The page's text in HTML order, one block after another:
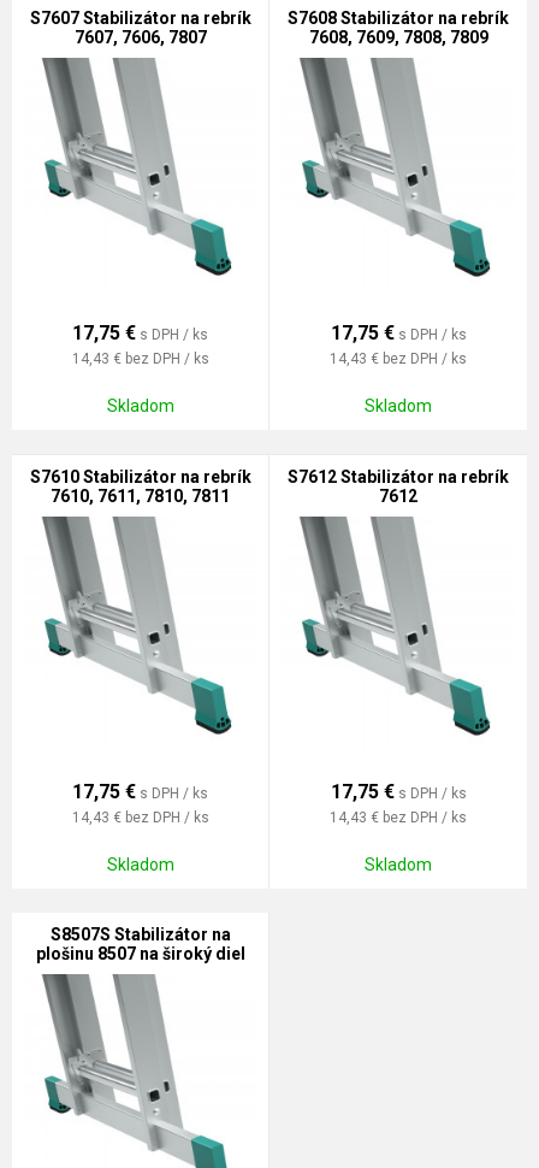
S7607 Stabilizátor na rebrík
7607, 7606, 7807
17,75 € s DPH / ks
14,43 € bez DPH / ks
Skladom
S7608 Stabilizátor na rebrík
7608, 7609, 7808, 7809
17,75 € s DPH / ks
14,43 € bez DPH / ks
Skladom
S7610 Stabilizátor na rebrík
7610, 7611, 7810, 7811
17,75 € s DPH / ks
14,43 € bez DPH / ks
Skladom
S7612 Stabilizátor na rebrík
7612
17,75 € s DPH / ks
14,43 € bez DPH / ks
Skladom
S8507S Stabilizátor na
plošinu 8507 na široký diel